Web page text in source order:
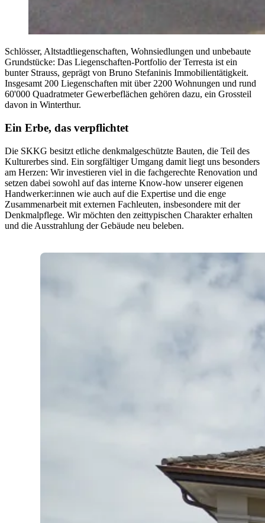
Schlösser, Altstadtliegenschaften, Wohnsiedlungen und unbebaute
Grundstücke: Das Liegenschaften-Portfolio der Terresta ist ein
bunter Strauss, geprägt von Bruno Stefaninis Immobilientätigkeit.
Insgesamt 200 Liegenschaften mit über 2200 Wohnungen und rund
60'000 Quadratmeter Gewerbeflächen gehören dazu, ein Grossteil
davon in Winterthur.
Ein Erbe, das verpflichtet
Die SKKG besitzt etliche denkmalgeschützte Bauten, die Teil des
Kulturerbes sind. Ein sorgfältiger Umgang damit liegt uns besonders
am Herzen: Wir investieren viel in die fachgerechte Renovation und
setzen dabei sowohl auf das interne Know-how unserer eigenen
Handwerker:innen wie auch auf die Expertise und die enge
Zusammenarbeit mit externen Fachleuten, insbesondere mit der
Denkmalpflege. Wir möchten den zeittypischen Charakter erhalten
und die Ausstrahlung der Gebäude neu beleben.